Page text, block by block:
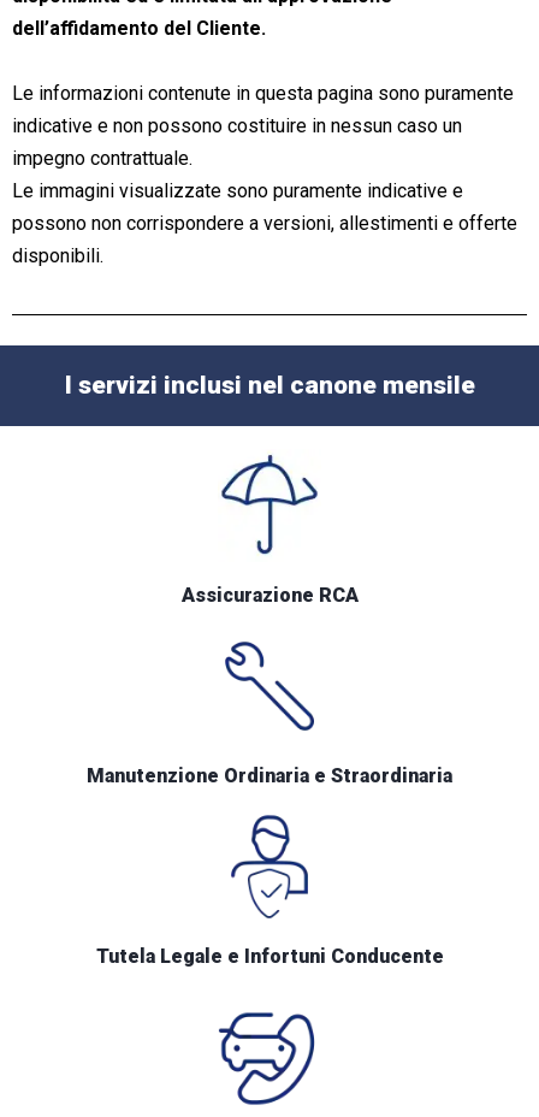
dell’affidamento del Cliente.
Le informazioni contenute in questa pagina sono puramente
indicative e non possono costituire in nessun caso un
impegno contrattuale.
Le immagini visualizzate sono puramente indicative e
possono non corrispondere a versioni, allestimenti e offerte
disponibili.
I servizi inclusi nel canone mensile
Assicurazione RCA
Manutenzione Ordinaria e Straordinaria
Tutela Legale e Infortuni Conducente